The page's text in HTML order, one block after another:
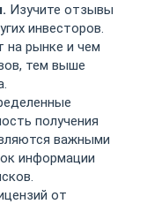
Изучите отзывы
инвесторов.
на рынке и чем
тем выше
получения
важными
информации
от